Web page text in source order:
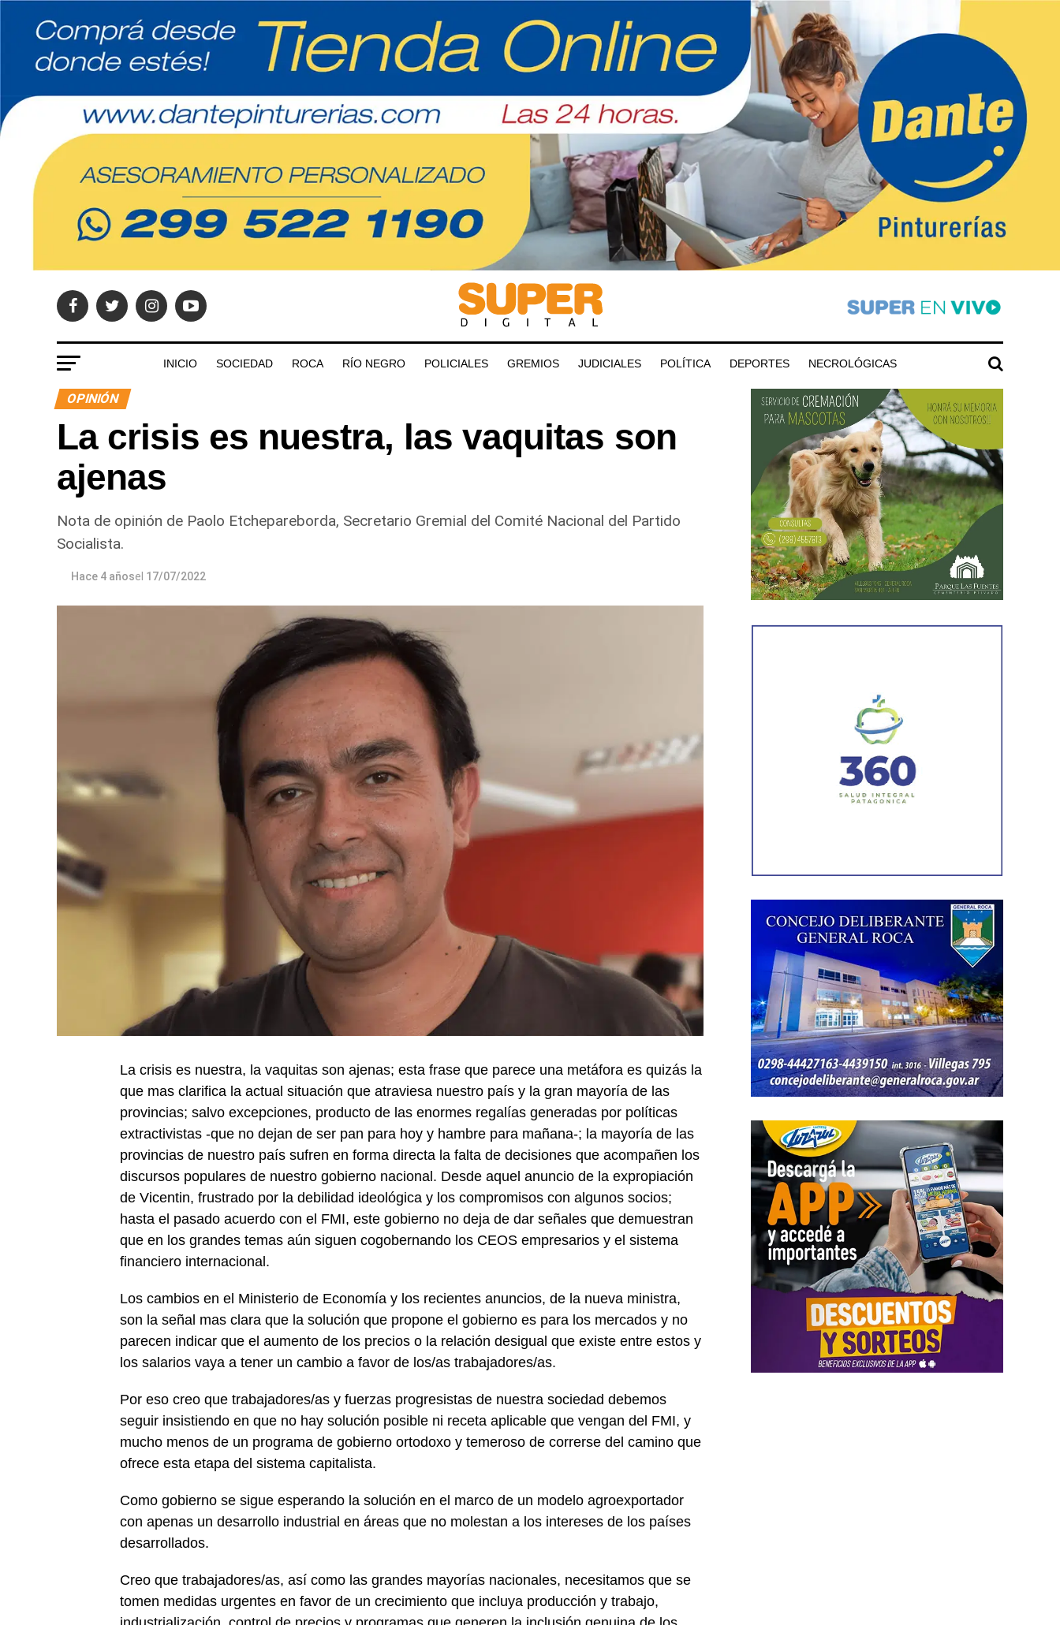
INICIO SOCIEDAD ROCA RÍO NEGRO POLICIALES GREMIOS JUDICIALES POLÍTICA DEPORTES NECROLÓGICAS
OPINIÓN
La crisis es nuestra, las vaquitas son
ajenas
Nota de opinión de Paolo Etchepareborda, Secretario Gremial del Comité Nacional del Partido
Socialista.
Hace 4 añosel 17/07/2022
La crisis es nuestra, la vaquitas son ajenas; esta frase que parece una metáfora es quizás la
que mas clarifica la actual situación que atraviesa nuestro país y la gran mayoría de las
provincias; salvo excepciones, producto de las enormes regalías generadas por políticas
extractivistas -que no dejan de ser pan para hoy y hambre para mañana-; la mayoría de las
provincias de nuestro país sufren en forma directa la falta de decisiones que acompañen los
discursos populares de nuestro gobierno nacional. Desde aquel anuncio de la expropiación
de Vicentin, frustrado por la debilidad ideológica y los compromisos con algunos socios;
hasta el pasado acuerdo con el FMI, este gobierno no deja de dar señales que demuestran
que en los grandes temas aún siguen cogobernando los CEOS empresarios y el sistema
financiero internacional.
Los cambios en el Ministerio de Economía y los recientes anuncios, de la nueva ministra,
son la señal mas clara que la solución que propone el gobierno es para los mercados y no
parecen indicar que el aumento de los precios o la relación desigual que existe entre estos y
los salarios vaya a tener un cambio a favor de los/as trabajadores/as.
Por eso creo que trabajadores/as y fuerzas progresistas de nuestra sociedad debemos
seguir insistiendo en que no hay solución posible ni receta aplicable que vengan del FMI, y
mucho menos de un programa de gobierno ortodoxo y temeroso de correrse del camino que
ofrece esta etapa del sistema capitalista.
Como gobierno se sigue esperando la solución en el marco de un modelo agroexportador
con apenas un desarrollo industrial en áreas que no molestan a los intereses de los países
desarrollados.
Creo que trabajadores/as, así como las grandes mayorías nacionales, necesitamos que se
tomen medidas urgentes en favor de un crecimiento que incluya producción y trabajo,